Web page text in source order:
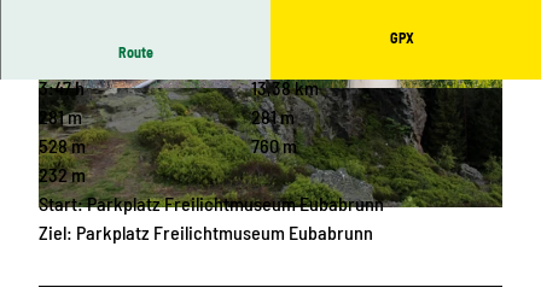
© Archiv TVV, S. Prelec |
© Archiv TVV, J. Bärthel |CC-BY-SA
© Jan Bräuer, Vogtland - Sinfonie der Natur |
Route
GPX
3:47 h
13,38 km
281 m
281 m
528 m
760 m
232 m
Start: Parkplatz Freilichtmuseum Eubabrunn
Ziel: Parkplatz Freilichtmuseum Eubabrunn